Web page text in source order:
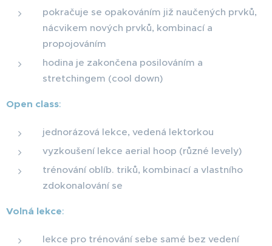
pokračuje se opakováním již naučených prvků,
nácvikem nových prvků, kombinací a
propojováním
hodina je zakončena posilováním a
stretchingem (cool down)
Open class:
jednorázová lekce, vedená lektorkou
vyzkoušení lekce aerial hoop (různé levely)
trénování oblíb. triků, kombinací a vlastního
zdokonalování se
Volná lekce:
lekce pro trénování sebe samé bez vedení